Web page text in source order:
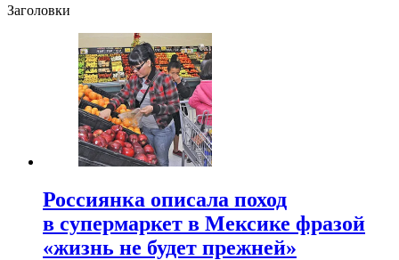
Заголовки
Россиянка описала поход
в супермаркет в Мексике фразой
«жизнь не будет прежней»